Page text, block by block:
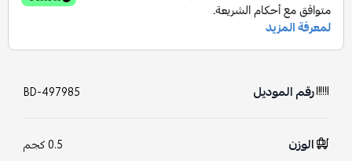
رقم الموديل BD-497985
الوزن 0.5 كجم